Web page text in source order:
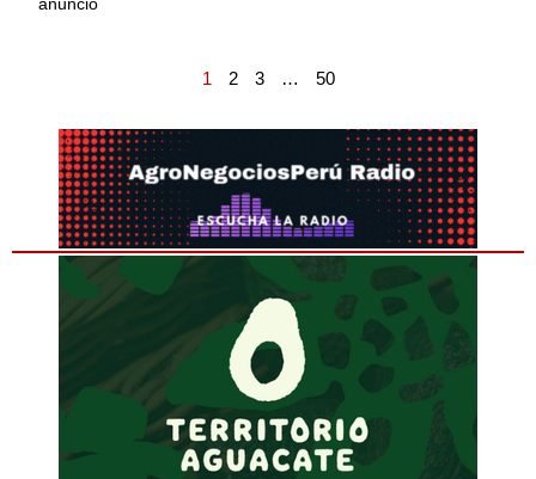
1 2 3 … 50